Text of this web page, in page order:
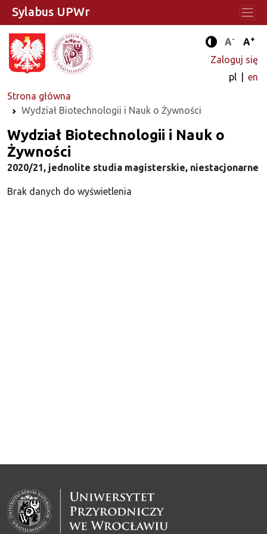
Tryb
A- A+
Zaloguj się
pl
en
Strona główna
Wydział Biotechnologii i Nauk o Żywności
Sylabus UPWr
Wydział Biotechnologii i Nauk o
Żywności
2020/21, jednolite studia magisterskie, niestacjonarne
Brak danych do wyświetlenia